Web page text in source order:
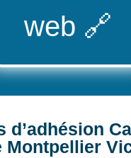
web 🔗
d’adhésion
Montpellier